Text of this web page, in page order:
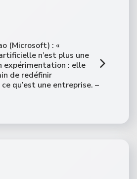
(Microsoft) : «
n’est plus une
expérimentation : elle
de redéfinir
qu’est une entreprise. –